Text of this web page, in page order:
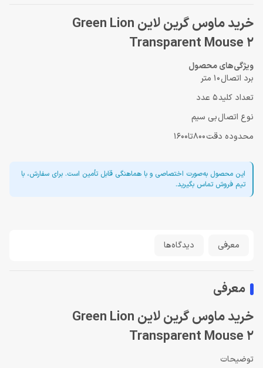
خرید ماوس گرین لاین Green Lion
Transparent Mouse 2
ویژگی‌های محصول
برد اتصال10 متر
تعداد کلید5 عدد
نوع اتصالبی سیم
محدوده دقت800تا1600
این محصول به‌صورت اختصاصی و با هماهنگی قابل تأمین است. برای سفارش، با
تیم فروش تماس بگیرید.
معرفی دیدگاه‌ها
معرفی
خرید ماوس گرین لاین Green Lion
Transparent Mouse 2
توضیحات